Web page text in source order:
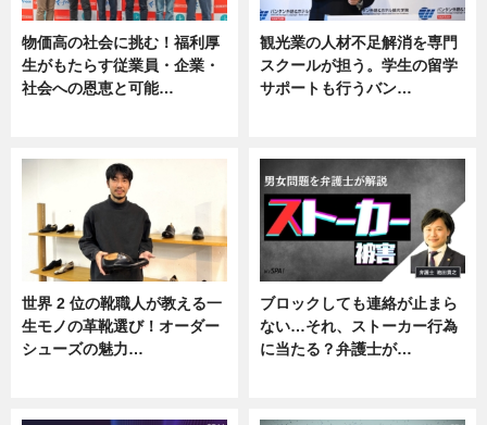
物価高の社会に挑む！福利厚
生がもたらす従業員・企業・
社会への恩恵と可能…
観光業の人材不足解消を専門
スクールが担う。学生の留学
サポートも行うバン…
世界 2 位の靴職人が教える一
生モノの革靴選び！オーダー
シューズの魅力…
ブロックしても連絡が止まら
ない…それ、ストーカー行為
に当たる？弁護士が…